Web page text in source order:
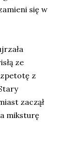
się w
ze
z
zaczął
miksturę